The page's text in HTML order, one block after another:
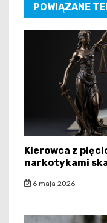
POWIĄZANE
Kierowca z
narkotykami
6 maja 2026